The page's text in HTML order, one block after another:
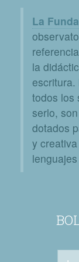
La
la
todos los
serlo,
dotados
y